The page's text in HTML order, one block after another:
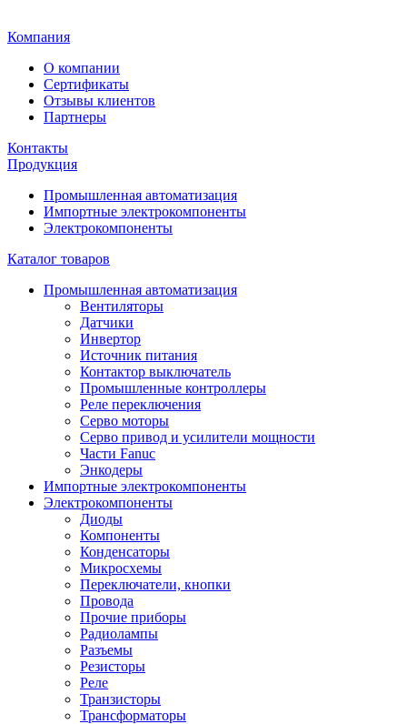
Компания
О компании
Сертификаты
Отзывы клиентов
Партнеры
Контакты
Продукция
Промышленная автоматизация
Импортные электрокомпоненты
Электрокомпоненты
Каталог товаров
Промышленная автоматизация
Вентиляторы
Датчики
Инвертор
Источник питания
Контактор выключатель
Промышленные контроллеры
Реле переключения
Серво моторы
Серво привод и усилители мощности
Части Fanuc
Энкодеры
Импортные электрокомпоненты
Электрокомпоненты
Диоды
Компоненты
Конденсаторы
Микросхемы
Переключатели, кнопки
Провода
Прочие приборы
Радиолампы
Разъемы
Резисторы
Реле
Транзисторы
Трансформаторы